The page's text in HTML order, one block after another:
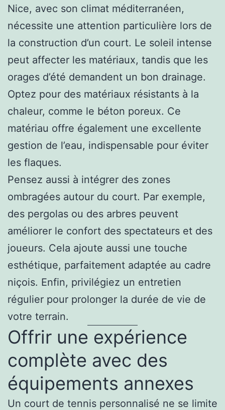
Nice, avec son climat méditerranéen,
nécessite une attention particulière lors de
la construction d’un court. Le soleil intense
peut affecter les matériaux, tandis que les
orages d’été demandent un bon drainage.
Optez pour des matériaux résistants à la
chaleur, comme le béton poreux. Ce
matériau offre également une excellente
gestion de l’eau, indispensable pour éviter
les flaques.
Pensez aussi à intégrer des zones
ombragées autour du court. Par exemple,
des pergolas ou des arbres peuvent
améliorer le confort des spectateurs et des
joueurs. Cela ajoute aussi une touche
esthétique, parfaitement adaptée au cadre
niçois. Enfin, privilégiez un entretien
régulier pour prolonger la durée de vie de
votre terrain.
Offrir une expérience
complète avec des
équipements annexes
Un court de tennis personnalisé ne se limite